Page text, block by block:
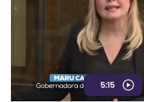
5:15